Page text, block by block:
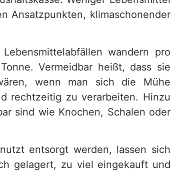
Ansatzpunkten, klimaschonender
wandern pro
Vermeidbar heißt, dass sie
wenn man sich die Mühe
rechtzeitig zu verarbeiten. Hinzu
sind wie Knochen, Schalen oder
entsorgt werden, lassen sich
gelagert, zu viel eingekauft und